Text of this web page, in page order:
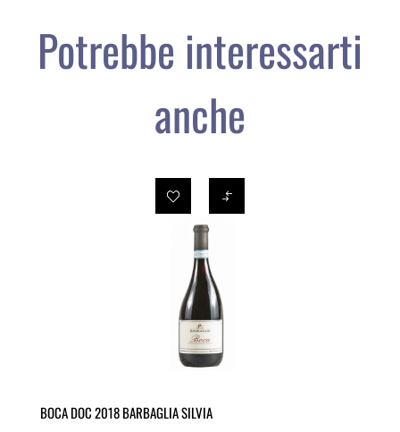
Potrebbe interessarti
anche
BOCA DOC 2018 BARBAGLIA SILVIA